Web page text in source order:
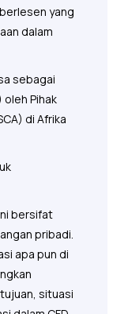
yang
dalam
sebagai
oleh Pihak
di Afrika
bersifat
pribadi.
apa pun di
situasi